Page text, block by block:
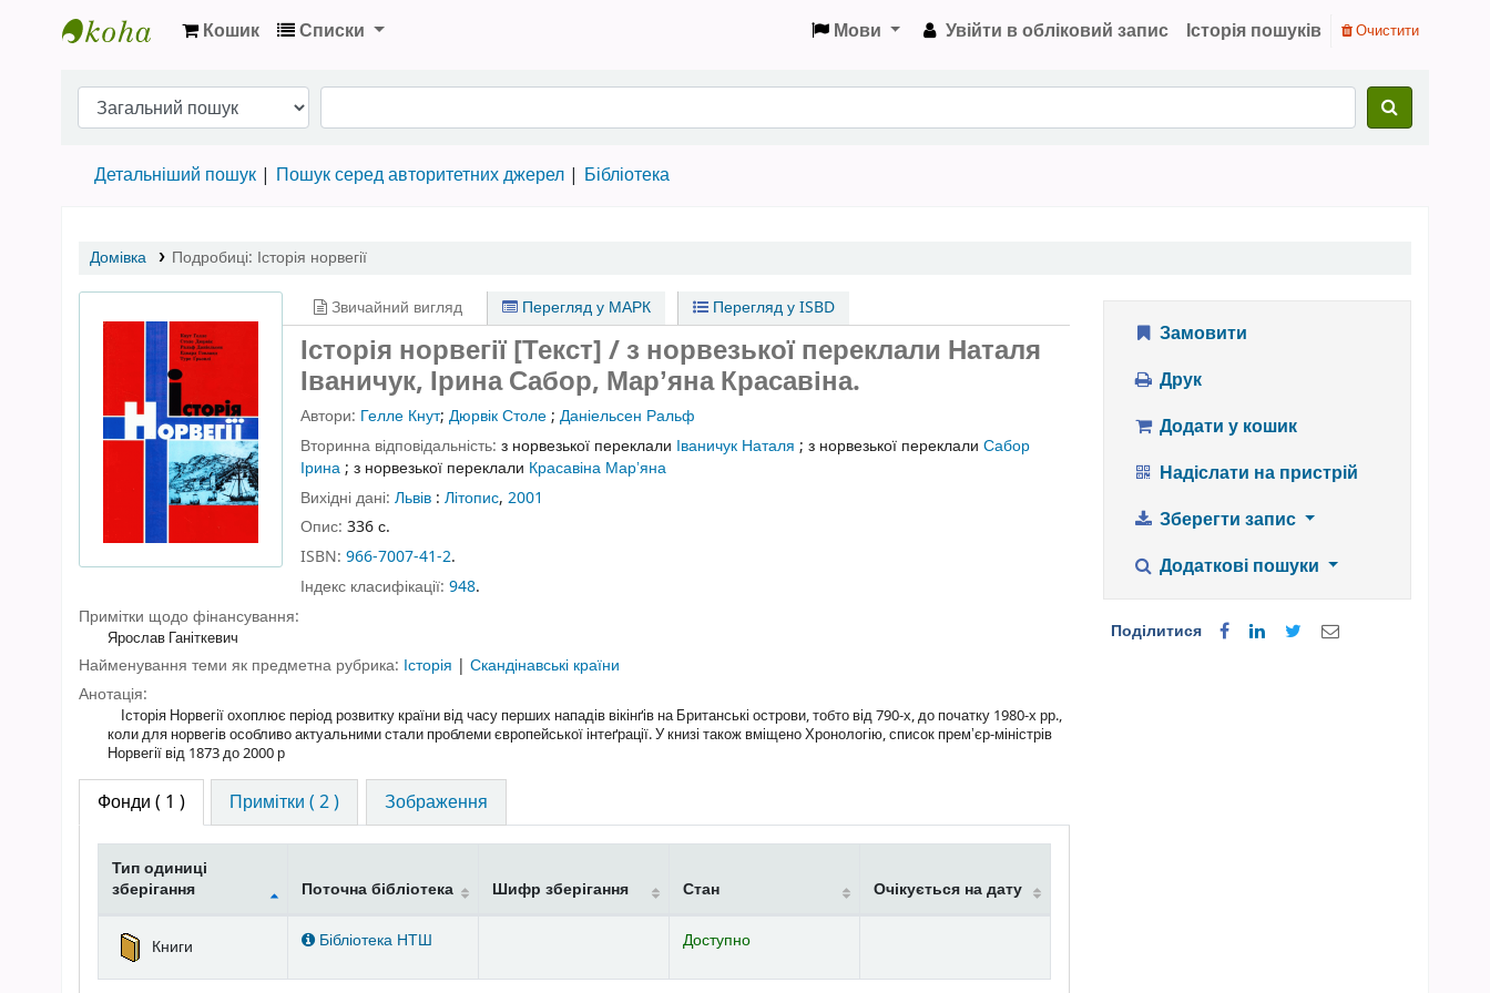
Кошик Списки Мови Увійти в обліковий запис Історія пошуків Очистити
Детальніший пошук Пошук серед авторитетних джерел Бібліотека
Домівка Подробиці: Історія норвегії
Звичайний вигляд Перегляд у МАРК Перегляд у ISBD
Історія норвегії [Текст] / з норвезької переклали Наталя
Іваничук, Ірина Сабор, Марʼяна Красавіна.
Автори: Гелле Кнут; Дюрвік Столе; Даніельсен Ральф
Вторинна відповідальність: з норвезької переклали Іваничук Наталя ; з норвезької переклали Сабор
Ірина; з норвезької переклали Красавіна Марʼяна
Вихідні дані: Львів : Літопис, 2001
Опис: 336 с.
ISBN: 966-7007-41-2.
Індекс класифікації: 948.
Примітки щодо фінансування:
Ярослав Ганіткевич
Найменування теми як предметна рубрика: Історія | Скандінавські країни
Анотація:
Історія Норвегії охоплює період розвитку країни від часу перших нападів вікінґів на Британські острови, тобто від 790-х, до початку 1980-х рр.,
коли для норвегів особливо актуальними стали проблеми європейської інтеґрації. У книзі також вміщено Хронологію, список премʼєр-міністрів
Норвегії від 1873 до 2000 р
Фонди ( 1 ) Примітки ( 2 ) Зображення
Фонди
Тип одиниці
зберігання
Поточна бібліотека Шифр зберігання Стан Очікується на дату
Книги Бібліотека НТШ Доступно
Замовити
Друк
Додати у кошик
Надіслати на пристрій
Зберегти запис
Додаткові пошуки
Поділитися